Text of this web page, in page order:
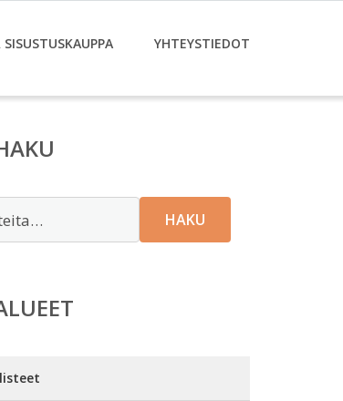
SISUSTUSKAUPPA YHTEYSTIEDOT
HAKU